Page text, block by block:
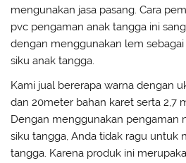
mengunakan jasa pasang. Cara
pvc pengaman anak tangga ini
dengan menggunakan lem
siku anak tangga.
Kami jual bererapa warna dengan
dan 20meter bahan karet serta 2,7
Dengan menggunakan pengaman
siku tangga, Anda tidak ragu untuk
tangga. Karena produk ini